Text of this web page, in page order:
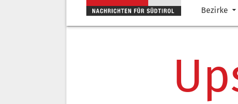
Bezirke